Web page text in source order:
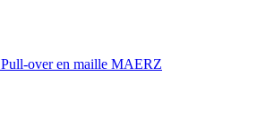
Pull-over en maille MAERZ